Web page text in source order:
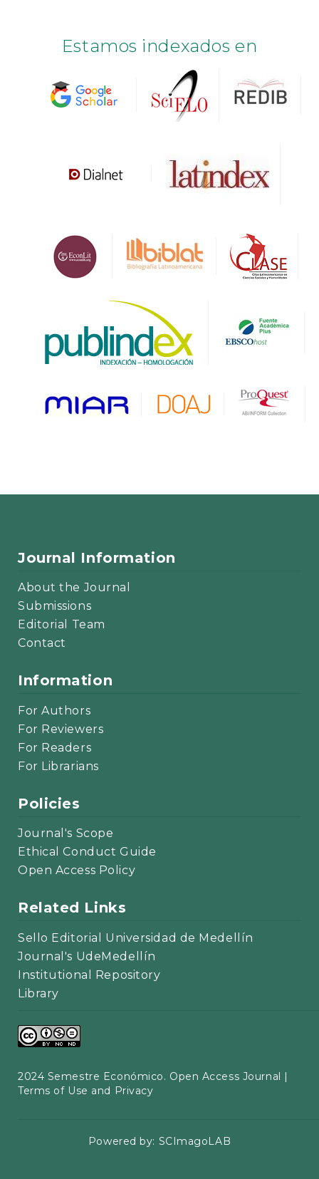
Estamos indexados en
Journal Information
About the Journal
Submissions
Editorial Team
Contact
Information
For Authors
For Reviewers
For Readers
For Librarians
Policies
Journal's Scope
Ethical Conduct Guide
Open Access Policy
Related Links
Sello Editorial Universidad de Medellín
Journal's UdeMedellín
Institutional Repository
Library
2024 Semestre Económico. Open Access Journal |
Terms of Use and Privacy
Powered by: SCImagoLAB